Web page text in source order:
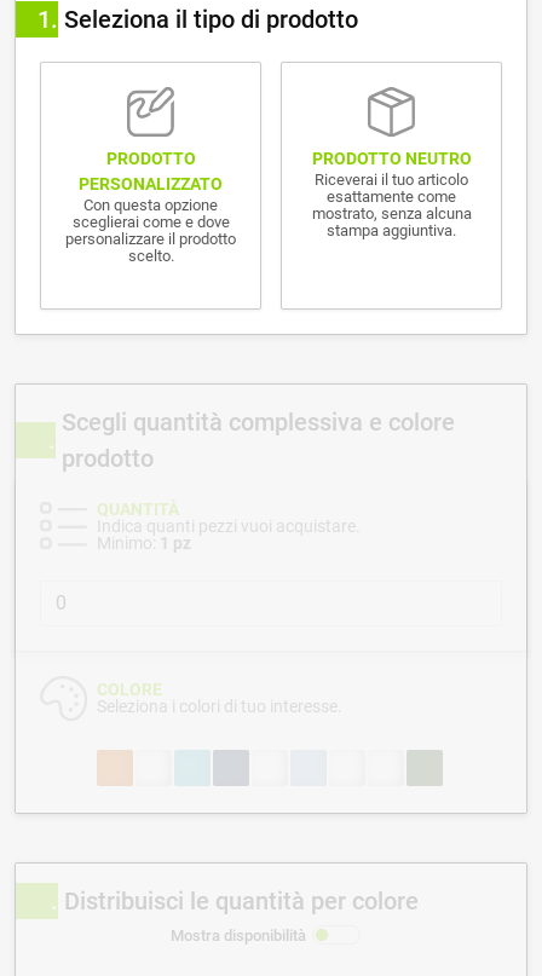
1 Seleziona il tipo di prodotto
PRODOTTO
PERSONALIZZATO
Con questa opzione
sceglierai come e dove
personalizzare il prodotto
scelto.
PRODOTTO NEUTRO
Riceverai il tuo articolo
esattamente come
mostrato, senza alcuna
stampa aggiuntiva.
Scegli quantità complessiva e colore
prodotto
QUANTITÀ
Indica quanti pezzi vuoi acquistare.
Minimo: 1 pz
COLORE
Seleziona i colori di tuo interesse.
Distribuisci le quantità per colore
Mostra disponibilità